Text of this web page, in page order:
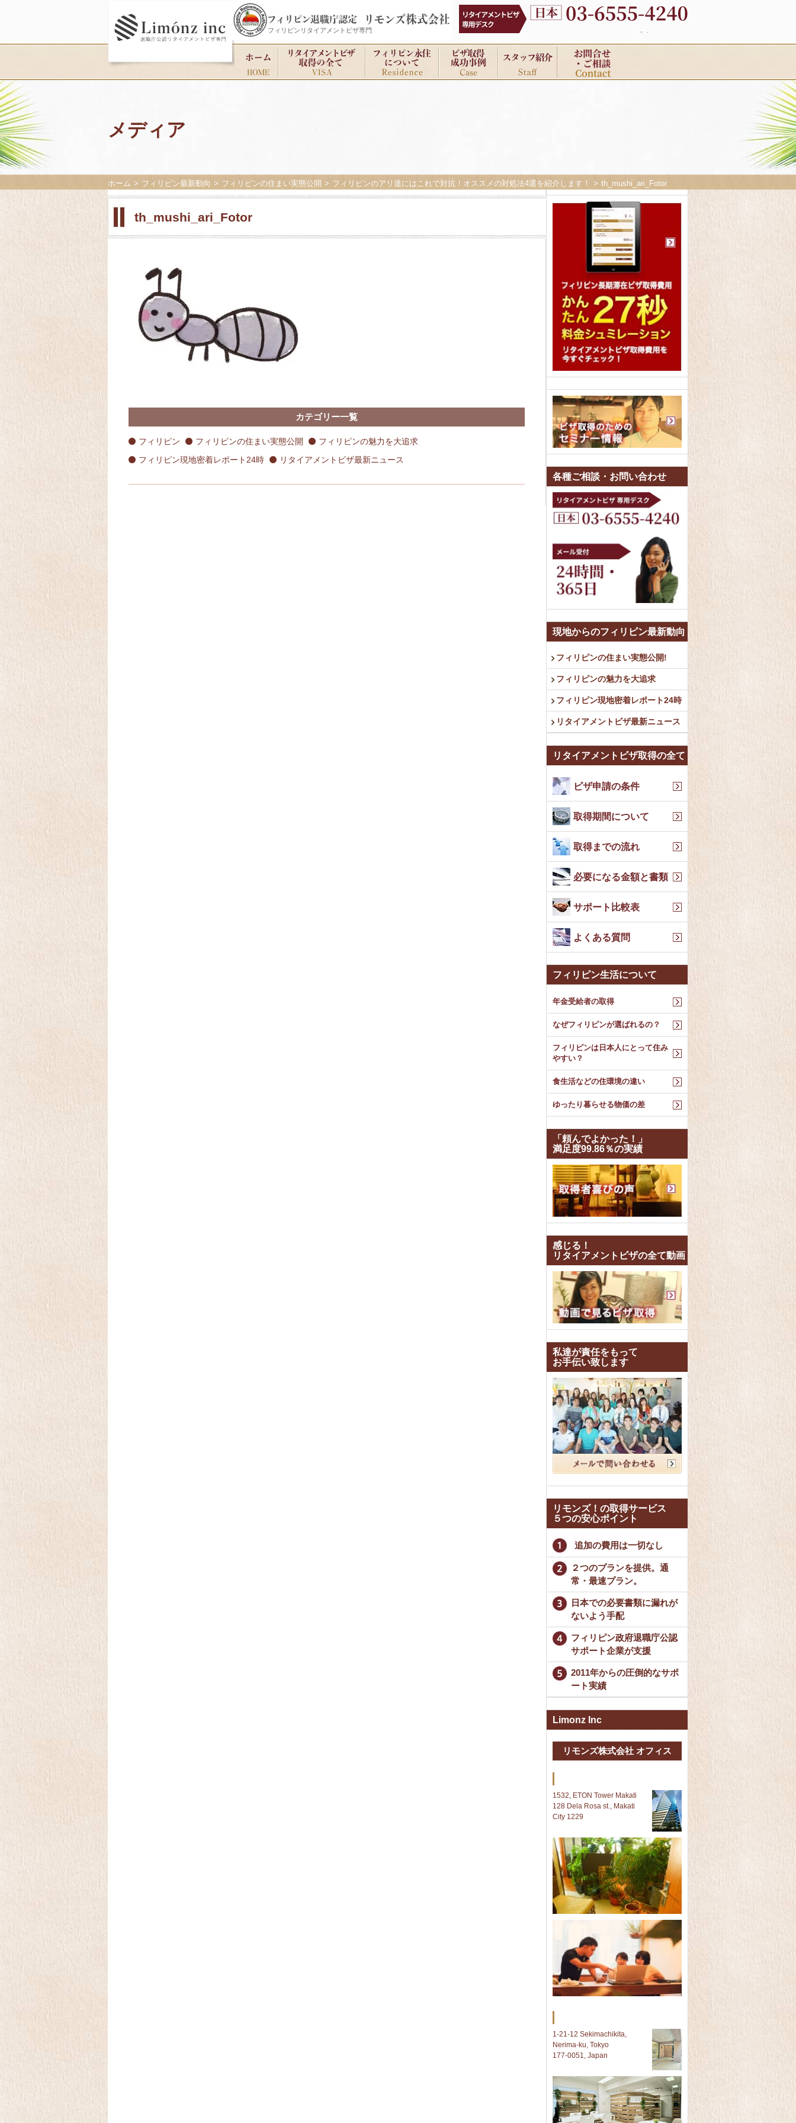
フィリピンリタイアメントビザ専門
ホーム フィリピン最新動向 フィリピンの住まい実態公開 フィリピンのアリ達にはこれで対抗！オススメの対処法4選を紹介します！ th_mushi_ari_Fotor
メディア
th_mushi_ari_Fotor
カテゴリー一覧
フィリピン フィリピンの住まい実態公開
フィリピンの魅力を大追求
フィリピン現地密着レポート24時
リタイアメントビザ最新ニュース
各種ご相談・お問い合わせ
現地からのフィリピン最新動向
フィリピンの住まい実態公開!
フィリピンの魅力を大追求
フィリピン現地密着レポート24時
リタイアメントビザ最新ニュース
リタイアメントビザ取得の全て
ビザ申請の条件
取得期間について
取得までの流れ
必要になる金額と書類
サポート比較表
よくある質問
フィリピン生活について
年金受給者の取得
なぜフィリピンが選ばれるの？
フィリピンは日本人にとって住み
やすい？
食生活などの住環境の違い
ゆったり暮らせる物価の差
「頼んでよかった！」
満足度99.86％の実績
感じる！
リタイアメントビザの全て動画
私達が責任をもって
お手伝い致します
リモンズ！の取得サービス
５つの安心ポイント
追加の費用は一切なし
２つのプランを提供。通
常・最速プラン。
日本での必要書類に漏れが
ないよう手配
フィリピン政府退職庁公認
サポート企業が支援
2011年からの圧倒的なサポ
ート実績
Limonz Inc
リモンズ株式会社 オフィス
1532, ETON Tower Makati
128 Dela Rosa st., Makati
City 1229
1-21-12 Sekimachikita,
Nerima-ku, Tokyo
177-0051, Japan